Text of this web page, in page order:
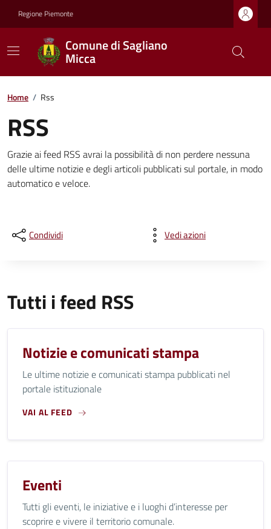
Regione Piemonte
Comune di Sagliano
Micca
Home / Rss
RSS
Grazie ai feed RSS avrai la possibilità di non perdere nessuna
delle ultime notizie e degli articoli pubblicati sul portale, in modo
automatico e veloce.
Condividi Vedi azioni
Tutti i feed RSS
Notizie e comunicati stampa
Le ultime notizie e comunicati stampa pubblicati nel
portale istituzionale
VAI AL FEED
Eventi
Tutti gli eventi, le iniziative e i luoghi d’interesse per
scoprire e vivere il territorio comunale.